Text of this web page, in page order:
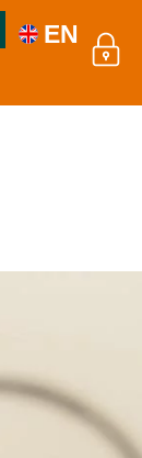
EN